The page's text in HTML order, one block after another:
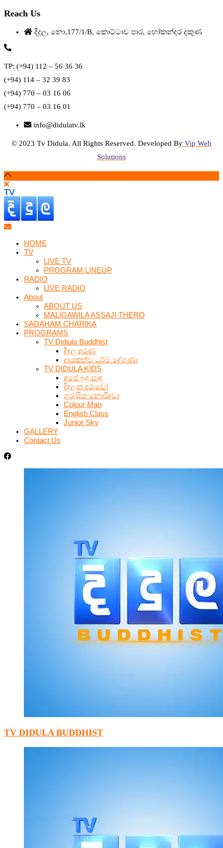
Reach Us
දිදුල, නො,177/1/B, කොට්ටාව පාර, හෝකන්දර දකුණ
TP: (+94) 112 – 56 36 36
(+94) 114 – 32 39 83
(+94) 770 – 03 16 06
(+94) 770 – 03 16 01
info@didulatv.lk
© 2023 Tv Didula. All Rights Reserved. Developed By Vip Web
Solutions
HOME
TV
LIVE TV
PROGRAM LINEUP
RADIO
LIVE RADIO
About
ABOUT US
MALIGAWILA ASSAJI THERO
SADAHAM CHARIKA
PROGRAMS
TV Didiula Buddhist
දිදුල අරණ
දායකත්ව ධර්ම දේශණා
TV DIDULA KIDS
අපේ බුදු සාදු
දිදුලන දරුවෝ
ගුරුසිත නොරිදවා
Colour Man
English Class
Junior Sky
GALLERY
Contact Us
TV DIDULA BUDDHIST